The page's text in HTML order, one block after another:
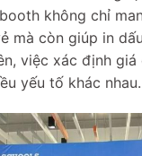
không chỉ
mà còn giúp in
việc xác định
yếu tố khác nhau.